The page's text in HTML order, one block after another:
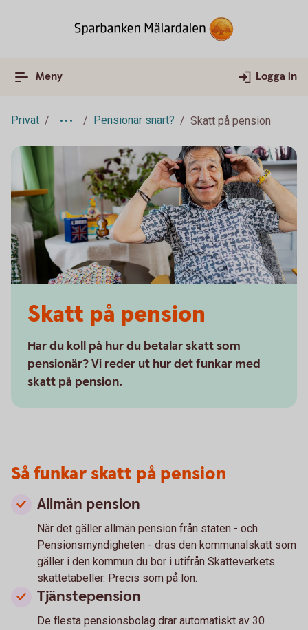
Meny Logga in
Privat Pensionär snart? Skatt på pension
Skatt på pension
Har du koll på hur du betalar skatt som
pensionär? Vi reder ut hur det funkar med
skatt på pension.
Så funkar skatt på pension
Allmän pension
När det gäller allmän pension från staten - och
Pensionsmyndigheten - dras den kommunalskatt som
gäller i den kommun du bor i utifrån Skatteverkets
skattetabeller. Precis som på lön.
Tjänstepension
De flesta pensionsbolag drar automatiskt av 30